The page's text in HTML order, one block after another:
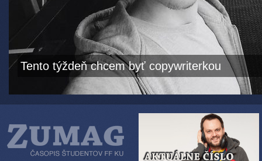
Tento týždeň chcem byť copywriterkou